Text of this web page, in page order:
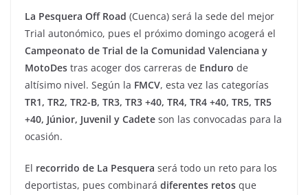
La Pesquera Off Road (Cuenca) será la sede del mejor
Trial autonómico, pues el próximo domingo acogerá el
Campeonato de Trial de la Comunidad Valenciana y
MotoDes tras acoger dos carreras de Enduro de
altísimo nivel. Según la FMCV, esta vez las categorías
TR1, TR2, TR2-B, TR3, TR3 +40, TR4, TR4 +40, TR5, TR5
+40, Júnior, Juvenil y Cadete son las convocadas para la
ocasión.
El recorrido de La Pesquera será todo un reto para los
deportistas, pues combinará diferentes retos que